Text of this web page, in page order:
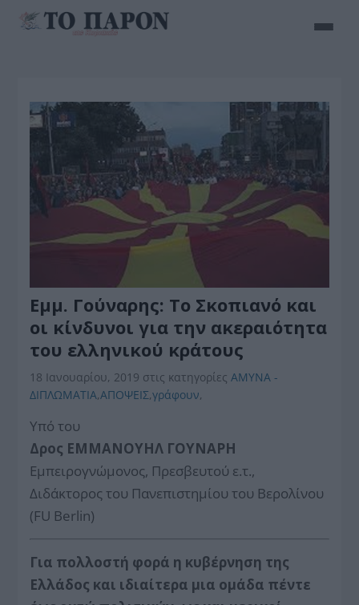
Εμμ. Γούναρης: Το Σκοπιανό και
οι κίνδυνοι για την ακεραιότητα
του ελληνικού κράτους
18 Ιανουαρίου, 2019 στις κατηγορίεςΑΜΥΝΑ -
ΔΙΠΛΩΜΑΤΙΑ,ΑΠΟΨΕΙΣ,γράφουν,
Υπό του
Δρος ΕΜΜΑΝΟΥΗΛ ΓΟΥΝΑΡΗ
Εμπειρογνώμονος, Πρεσβευτού ε.τ.,
Διδάκτορος του Πανεπιστημίου του Βερολίνου
(FU Berlin)
Για πολλοστή φορά η κυβέρνηση της
Ελλάδος και ιδιαίτερα μια ομάδα πέντε